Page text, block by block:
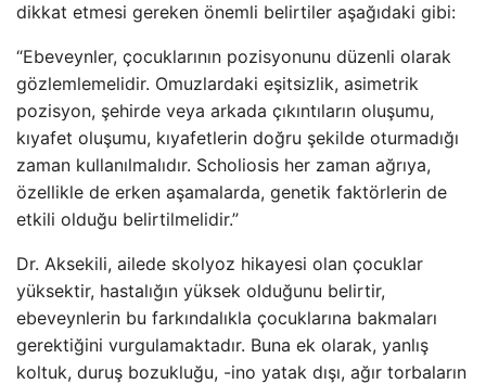
dikkat etmesi gereken önemli belirtiler aşağıdaki gibi:
“Ebeveynler, çocuklarının pozisyonunu düzenli olarak
gözlemlemelidir. Omuzlardaki eşitsizlik, asimetrik
pozisyon, şehirde veya arkada çıkıntıların oluşumu,
kıyafet oluşumu, kıyafetlerin doğru şekilde oturmadığı
zaman kullanılmalıdır. Scholiosis her zaman ağrıya,
özellikle de erken aşamalarda, genetik faktörlerin de
etkili olduğu belirtilmelidir.”
Dr. Aksekili, ailede skolyoz hikayesi olan çocuklar
yüksektir, hastalığın yüksek olduğunu belirtir,
ebeveynlerin bu farkındalıkla çocuklarına bakmaları
gerektiğini vurgulamaktadır. Buna ek olarak, yanlış
koltuk, duruş bozukluğu, -ino yatak dışı, ağır torbaların